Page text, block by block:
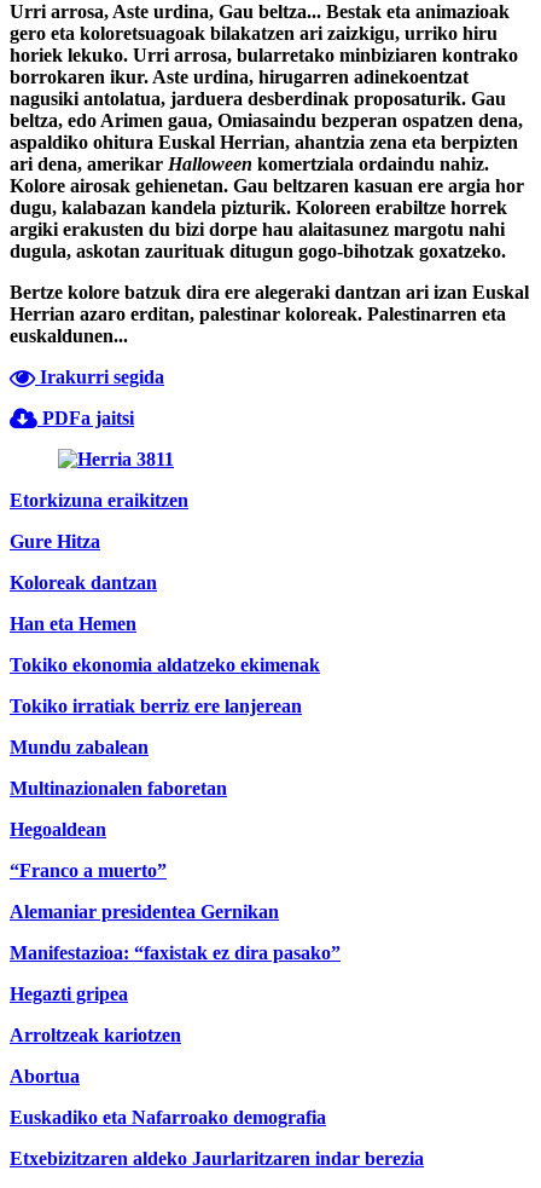
Urri arrosa, Aste urdina, Gau beltza... Bestak eta animazioak
gero eta koloretsuagoak bilakatzen ari zaizkigu, urriko hiru
horiek lekuko. Urri arrosa, bularretako minbiziaren kontrako
borrokaren ikur. Aste urdina, hirugarren adinekoentzat
nagusiki antolatua, jarduera desberdinak proposaturik. Gau
beltza, edo Arimen gaua, Omiasaindu bezperan ospatzen dena,
aspaldiko ohitura Euskal Herrian, ahantzia zena eta berpizten
ari dena, amerikar Halloween komertziala ordaindu nahiz.
Kolore airosak gehienetan. Gau beltzaren kasuan ere argia hor
dugu, kalabazan kandela pizturik. Koloreen erabiltze horrek
argiki erakusten du bizi dorpe hau alaitasunez margotu nahi
dugula, askotan zaurituak ditugun gogo-bihotzak goxatzeko.
Bertze kolore batzuk dira ere alegeraki dantzan ari izan Euskal
Herrian azaro erditan, palestinar koloreak. Palestinarren eta
euskaldunen...
Irakurri segida
PDFa jaitsi
Etorkizuna eraikitzen
Gure Hitza
Koloreak dantzan
Han eta Hemen
Tokiko ekonomia aldatzeko ekimenak
Tokiko irratiak berriz ere lanjerean
Mundu zabalean
Multinazionalen faboretan
Hegoaldean
“Franco a muerto”
Alemaniar presidentea Gernikan
Manifestazioa: “faxistak ez dira pasako”
Hegazti gripea
Arroltzeak kariotzen
Abortua
Euskadiko eta Nafarroako demografia
Etxebizitzaren aldeko Jaurlaritzaren indar berezia